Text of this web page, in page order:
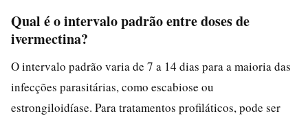
Qual é o intervalo padrão entre doses de
ivermectina?
O intervalo padrão varia de 7 a 14 dias para a maioria das
infecções parasitárias, como escabiose ou
estrongiloidíase. Para tratamentos profiláticos, pode ser